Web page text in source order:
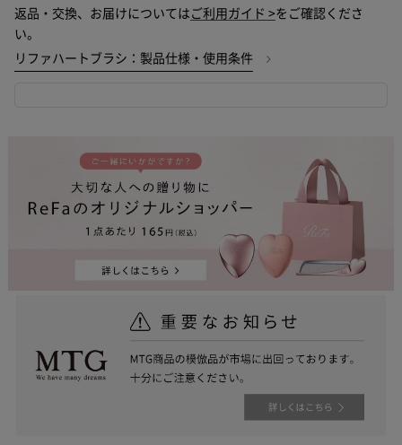
返品・交換、お届けについては ご利用ガイド >をご確認くださ
い。
リファハートブラシ：製品仕様・使用条件